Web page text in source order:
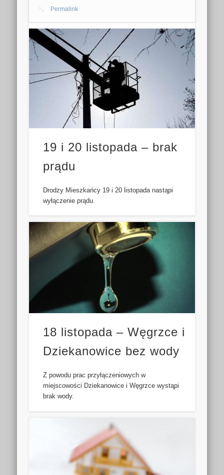
Permalink
19 i 20 listopada – brak
prądu
Drodzy Mieszkańcy 19 i 20 listopada nastąpi
wyłączenie prądu.
18 listopada – Węgrzce i
Dziekanowice bez wody
Z powodu prac przyłączeniowych w
miejscowości Dziekanowice i Węgrzce wystąpi
brak wody.